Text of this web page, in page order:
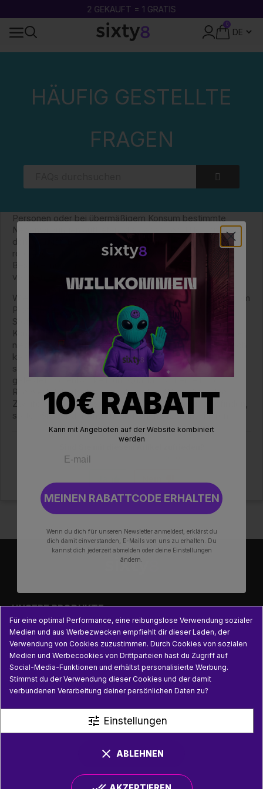
2 GEKAUFT = 1 GRATIS
0
HÄUFIG GESTELLTE
FRAGEN
WELCHE NEBENWIRKUNGEN HAT THCA?
Anwendern im Allgemeinen gut vertragen, da es keine
Personen oder bei übermäßigem Konsum bestimmte
Nebenwirkungen auftreten, die denen von THC ähneln. Zu
den häufigsten Nebenwirkungen zählen Mundtrockenheit,
rote Augen, leichte Schläfrigkeit und sogar eine
Beschleunigung des Herzrhythmus oder ein
vorübergehendes Gefühl der Angst.
Wie bei jedem aktiven Cannabinoid hängt die Reaktion vom
Profil des jeweiligen Konsumenten (Gewicht,
Stoffwechsel, Toleranz usw.) und der gewählten
Konsumform ab. Deshalb wird immer empfohlen, mit einer
niedrigen Dosis zu beginnen, insbesondere wenn Sie noch
keine Erfahrung mit THCA haben, und die Wirkung
schrittweise zu beobachten. Unsere Produkte werden
getestet und entwickelt, um Qualität, Sicherheit und
Rückverfolgbarkeit zu gewährleisten. Wenn Sie jedoch
Zweifel haben oder sich in ärztlicher Behandlung befinden,
sollten Sie vor der Anwendung einen Arzt konsultieren.
Nützlichkeit des Artikels:
UNSERE PRODUKTE 
PRAKTISCHE INFORMATIONEN 
NÜTZLICHE LINKS
Für eine optimal Performance, eine reibungslose Verwendung sozialer
Medien und aus Werbezwecken empfiehlt dir dieser Laden, der
Verwendung von Cookies zuzustimmen. Durch Cookies von sozialen
Medien und Werbecookies von Drittparteien hast du Zugriff auf
Social-Media-Funktionen und erhältst personalisierte Werbung.
Stimmst du der Verwendung dieser Cookies und der damit
verbundenen Verarbeitung deiner persönlichen Daten zu?
tune Einstellungen
clear ABLEHNEN
10€ RABATT
Kann mit Angeboten auf der Website kombiniert
werden
MEINEN RABATTCODE ERHALTEN
Wenn du dich für unseren Newsletter anmeldest, erklärst du
dich damit einverstanden, E-Mails von uns zu erhalten. Du
kannst dich jederzeit abmelden oder deine Einstellungen
ändern.